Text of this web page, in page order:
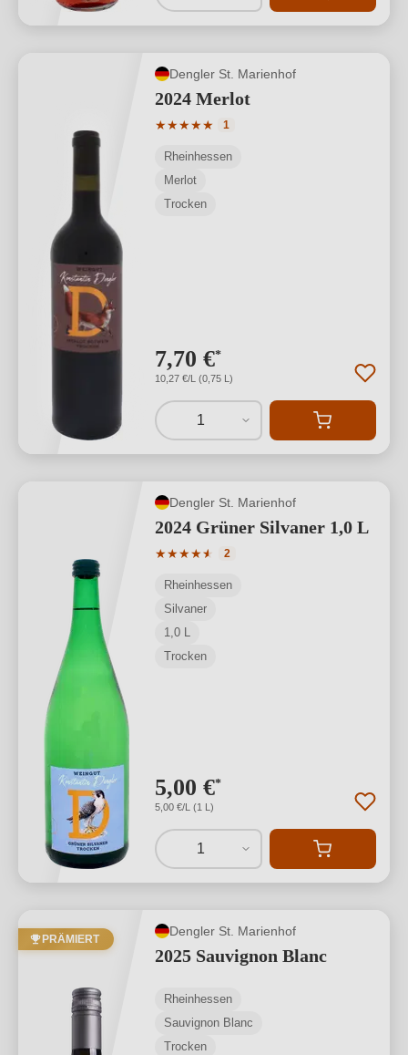
Dengler St. Marienhof
2024 Merlot
★★★★★
Durchschnittliche Bewertung von 5
1
Rheinhessen
Merlot
Trocken
7,70 €*
10,27 €/L (0,75 L)
1
Dengler St. Marienhof
2024 Grüner Silvaner 1,0 L
★★★★★
★
Durchschnittliche Bewertung von 4.5
2
Rheinhessen
Silvaner
1,0 L
Trocken
5,00 €*
5,00 €/L (1 L)
1
PRÄMIERT
Dengler St. Marienhof
2025 Sauvignon Blanc
Rheinhessen
Sauvignon Blanc
Trocken